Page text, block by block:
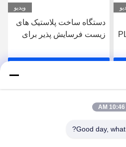
ویدیو
دستگاه تولیدی گانولاتور
بیولوژیکی PBAT
10:46 AM
Good day,